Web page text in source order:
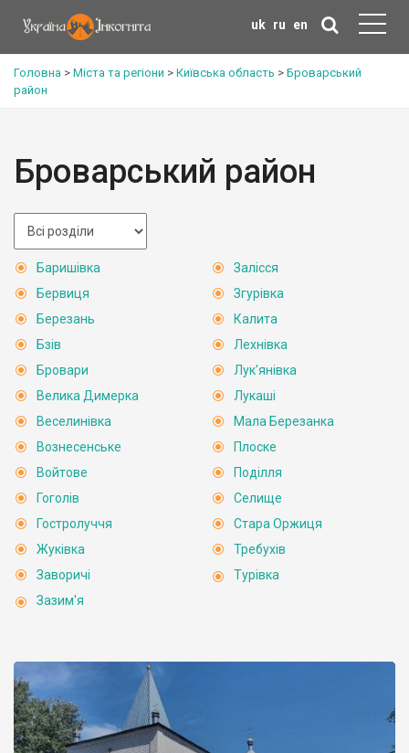
uk ru en
Головна > Міста та регіони > Київська область > Броварський
район
Броварський район
Баришівка
Бервиця
Березань
Бзів
Бровари
Велика Димерка
Веселинівка
Вознесенське
Войтове
Гоголів
Гостролуччя
Жуківка
Заворичі
Зазим'я
Залісся
Згурівка
Калита
Лехнівка
Лук'янівка
Лукаші
Мала Березанка
Плоске
Поділля
Селище
Стара Оржиця
Требухів
Турівка